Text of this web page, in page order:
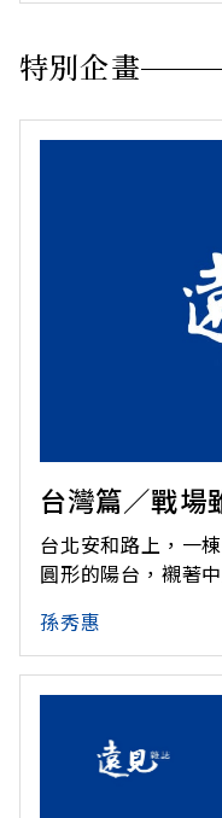
特別企畫
台灣篇／戰場
台北安和路上，一
圓形的陽台，襯著
道，經過設計的半
減少開冷氣的機會
電力。這只是個小
又沒有聲音的事業
孫秀惠